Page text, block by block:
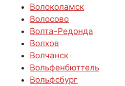
Волоколамск
Волосово
Волта-Редонда
Волхов
Волчанск
Вольфенбюттель
Вольфсбург